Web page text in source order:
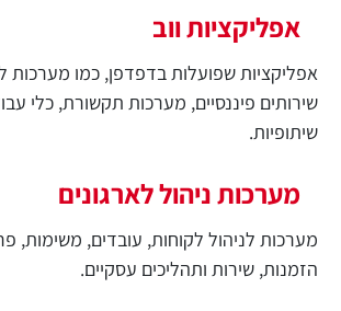
אפליקציות ווב
אפליקציות שפועלות בדפדפן, כמו מערכות
שירותים פיננסיים, מערכות תקשורת, כלי
שיתופיות.
מערכות ניהול לארגונים
מערכות לניהול לקוחות, עובדים, משימות,
הזמנות, שירות ותהליכים עסקיים.